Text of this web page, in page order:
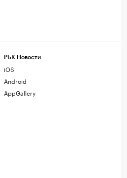
РБК Новости
iOS
Android
AppGallery